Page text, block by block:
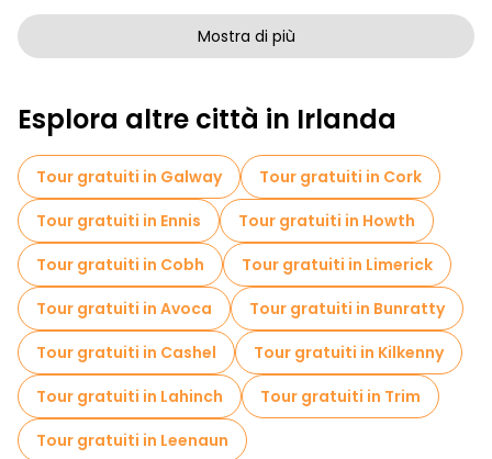
Tour a piedi senza arte a Dublino
Pub Crawl tour a Dublino
Attività sportive a Dublino
Visite autoguidate in Dublino
Giochi di fuga in Dublino
Visite gratuite alle leggende e al mistero in Dublino
Musei in Dublino
Visita gratuita del centro storico Dublino
Tour per piccoli gruppi in Dublino
Mostra di più
Esplora altre città in Irlanda
Tour gratuiti in Galway
Tour gratuiti in Cork
Tour gratuiti in Ennis
Tour gratuiti in Howth
Tour gratuiti in Cobh
Tour gratuiti in Limerick
Tour gratuiti in Avoca
Tour gratuiti in Bunratty
Tour gratuiti in Cashel
Tour gratuiti in Kilkenny
Tour gratuiti in Lahinch
Tour gratuiti in Trim
Tour gratuiti in Leenaun